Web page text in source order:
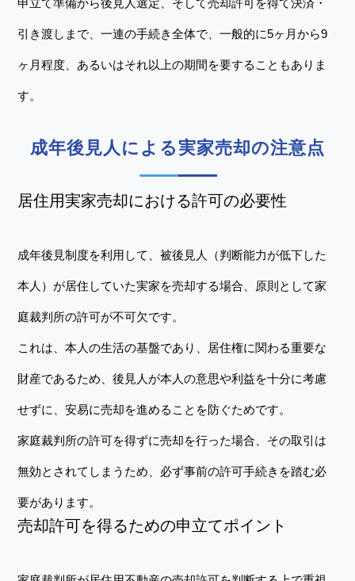
申立て準備から後見人選定、そして売却許可を得て決済・
引き渡しまで、一連の手続き全体で、一般的に5ヶ月から9
ヶ月程度、あるいはそれ以上の期間を要することもありま
す。
成年後見人による実家売却の注意点
居住用実家売却における許可の必要性
成年後見制度を利用して、被後見人（判断能力が低下した
本人）が居住していた実家を売却する場合、原則として家
庭裁判所の許可が不可欠です。
これは、本人の生活の基盤であり、居住権に関わる重要な
財産であるため、後見人が本人の意思や利益を十分に考慮
せずに、安易に売却を進めることを防ぐためです。
家庭裁判所の許可を得ずに売却を行った場合、その取引は
無効とされてしまうため、必ず事前の許可手続きを踏む必
要があります。
売却許可を得るための申立てポイント